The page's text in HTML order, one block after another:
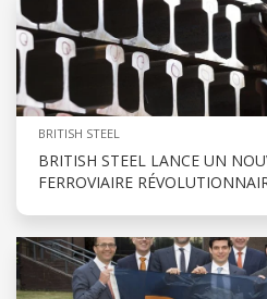
BRITISH STEEL
BRITISH STEEL LANCE UN
FERROVIAIRE